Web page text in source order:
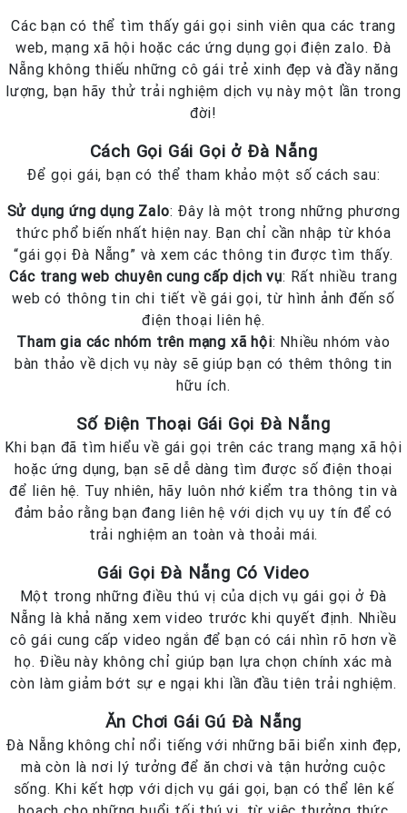
Các bạn có thể tìm thấy gái gọi sinh viên qua các trang
web, mạng xã hội hoặc các ứng dụng gọi điện zalo. Đà
Nẵng không thiếu những cô gái trẻ xinh đẹp và đầy năng
lượng, bạn hãy thử trải nghiệm dịch vụ này một lần trong
đời!
Cách Gọi Gái Gọi ở Đà Nẵng
Để gọi gái, bạn có thể tham khảo một số cách sau:
Sử dụng ứng dụng Zalo: Đây là một trong những phương
thức phổ biến nhất hiện nay. Bạn chỉ cần nhập từ khóa
“gái gọi Đà Nẵng” và xem các thông tin được tìm thấy.
Các trang web chuyên cung cấp dịch vụ: Rất nhiều trang
web có thông tin chi tiết về gái gọi, từ hình ảnh đến số
điện thoại liên hệ.
Tham gia các nhóm trên mạng xã hội: Nhiều nhóm vào
bàn thảo về dịch vụ này sẽ giúp bạn có thêm thông tin
hữu ích.
Số Điện Thoại Gái Gọi Đà Nẵng
Khi bạn đã tìm hiểu về gái gọi trên các trang mạng xã hội
hoặc ứng dụng, bạn sẽ dễ dàng tìm được số điện thoại
để liên hệ. Tuy nhiên, hãy luôn nhớ kiểm tra thông tin và
đảm bảo rằng bạn đang liên hệ với dịch vụ uy tín để có
trải nghiệm an toàn và thoải mái.
Gái Gọi Đà Nẵng Có Video
Một trong những điều thú vị của dịch vụ gái gọi ở Đà
Nẵng là khả năng xem video trước khi quyết định. Nhiều
cô gái cung cấp video ngắn để bạn có cái nhìn rõ hơn về
họ. Điều này không chỉ giúp bạn lựa chọn chính xác mà
còn làm giảm bớt sự e ngại khi lần đầu tiên trải nghiệm.
Ăn Chơi Gái Gú Đà Nẵng
Đà Nẵng không chỉ nổi tiếng với những bãi biển xinh đẹp,
mà còn là nơi lý tưởng để ăn chơi và tận hưởng cuộc
sống. Khi kết hợp với dịch vụ gái gọi, bạn có thể lên kế